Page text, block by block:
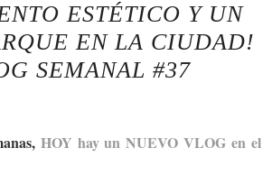
ESTÉTICO Y UN
EN LA CIUDAD!
SEMANAL #37
HOY hay un NUEVO VLOG en el